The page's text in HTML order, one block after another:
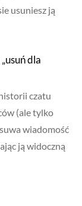
usuniesz ją
dla
czatu
(ale tylko
wiadomość
ją widoczną